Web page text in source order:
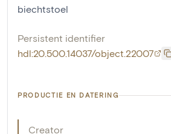
biechtstoel
Persistent identifier
hdl:20.500.14037/object.22007
PRODUCTIE EN DATERING
Creator